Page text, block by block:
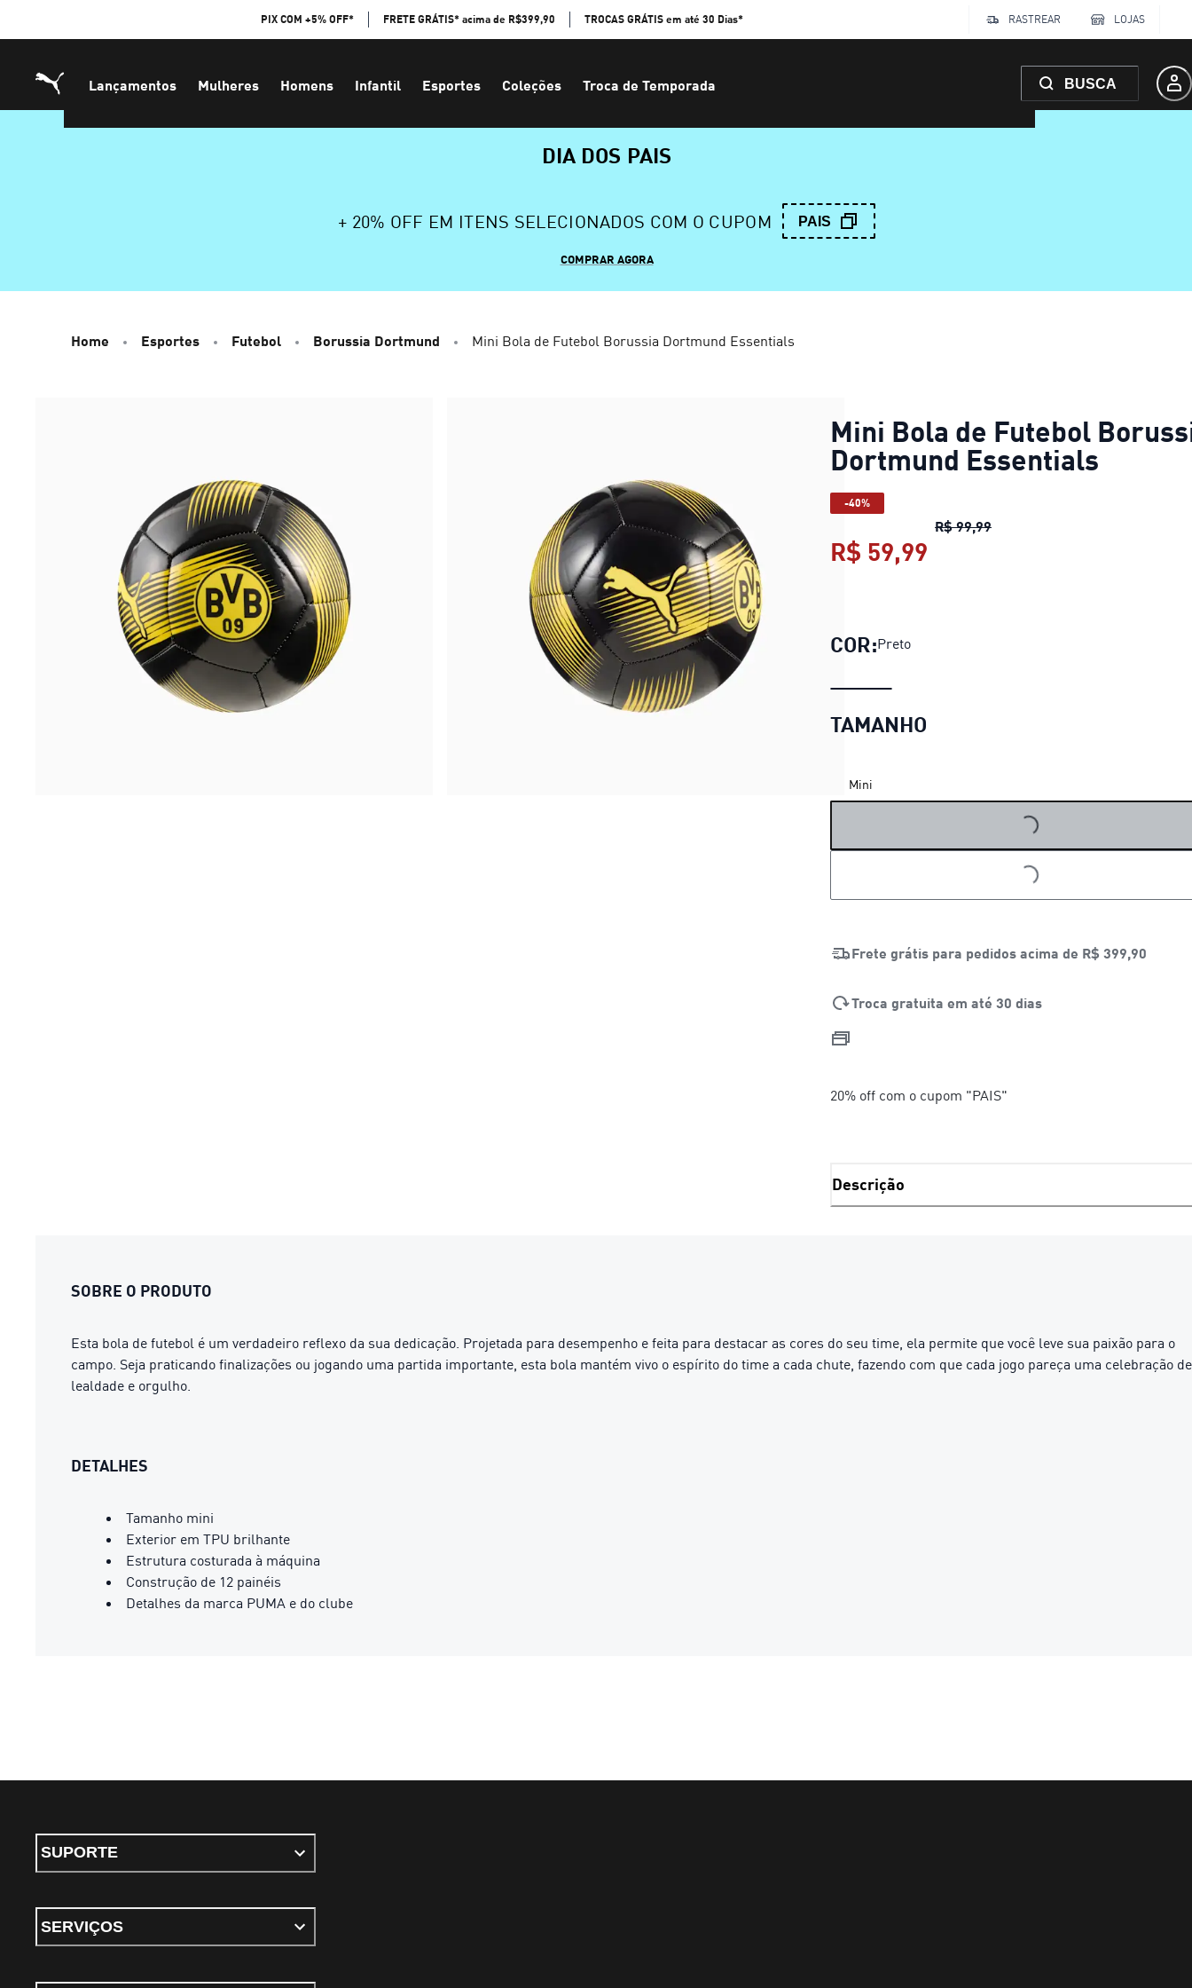
PIX COM +5% OFF* FRETE GRÁTIS* acima de R$399,90 TROCAS GRÁTIS em até 30 Dias* RASTREAR LOJAS
Lançamentos Mulheres Homens Infantil Esportes Coleções Troca de Temporada BUSCA
DIA DOS PAIS
+ 20% OFF EM ITENS SELECIONADOS COM O CUPOM PAIS
COMPRAR AGORA
Home Esportes Futebol Borussia Dortmund Mini Bola de Futebol Borussia Dortmund Essentials
Mini Bola de Futebol
Dortmund Essentials
-40%
R$ 99,99Mini Bola de Futebol Borussia
R$ 59,99
COR:Preto
TAMANHO
Mini
LOADING...
LOADING...
Frete grátis para pedidos acima de R$ 399,90
Troca gratuita em até 30 dias
20% off com o cupom "PAIS"
Descrição
SOBRE O PRODUTO
Esta bola de futebol é um verdadeiro reflexo da sua dedicação. Projetada para desempenho e feita para destacar as cores do seu time, ela permite que você leve sua paixão para o
campo. Seja praticando finalizações ou jogando uma partida importante, esta bola mantém vivo o espírito do time a cada chute, fazendo com que cada jogo pareça uma celebração de
lealdade e orgulho.
DETALHES
Tamanho mini
Exterior em TPU brilhante
Estrutura costurada à máquina
Construção de 12 painéis
Detalhes da marca PUMA e do clube
SUPORTE
SERVIÇOS